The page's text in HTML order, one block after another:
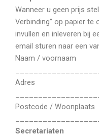
Wanneer u geen prijs
Verbinding” op papier
invullen en inleveren bij
email sturen naar een
Naam / voornaam
Adres
Postcode / Woonplaats
Secretariaten